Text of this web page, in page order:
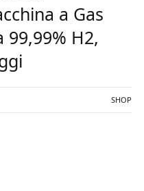
a Gas
H2,
SHOP